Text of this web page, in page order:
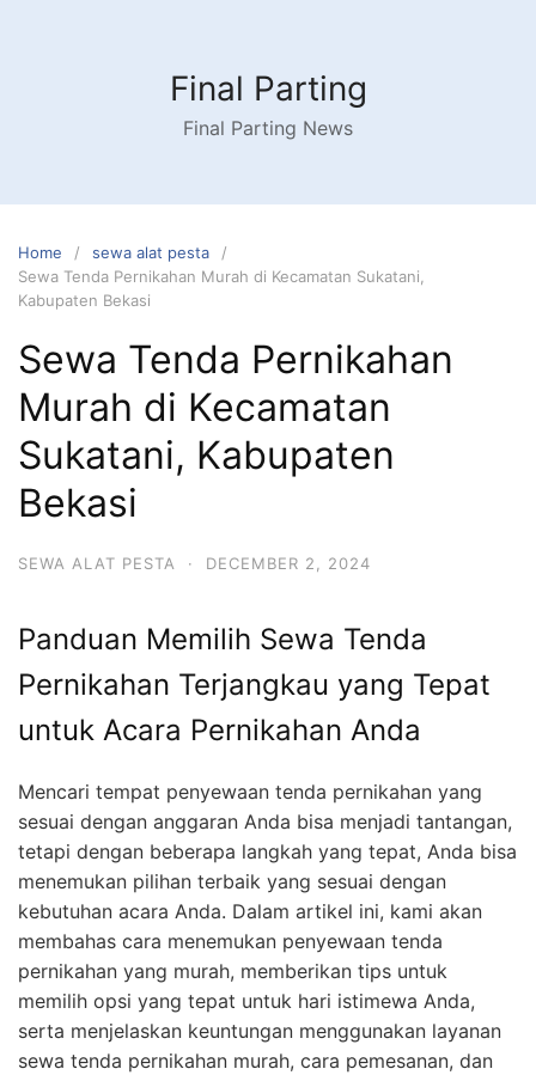
Final Parting
Final Parting News
Home
sewa alat pesta
Sewa Tenda Pernikahan Murah di Kecamatan Sukatani,
Kabupaten Bekasi
Sewa Tenda Pernikahan
Murah di Kecamatan
Sukatani, Kabupaten
Bekasi
SEWA ALAT PESTA · DECEMBER 2, 2024
Panduan Memilih Sewa Tenda
Pernikahan Terjangkau yang Tepat
untuk Acara Pernikahan Anda
Mencari tempat penyewaan tenda pernikahan yang
sesuai dengan anggaran Anda bisa menjadi tantangan,
tetapi dengan beberapa langkah yang tepat, Anda bisa
menemukan pilihan terbaik yang sesuai dengan
kebutuhan acara Anda. Dalam artikel ini, kami akan
membahas cara menemukan penyewaan tenda
pernikahan yang murah, memberikan tips untuk
memilih opsi yang tepat untuk hari istimewa Anda,
serta menjelaskan keuntungan menggunakan layanan
sewa tenda pernikahan murah, cara pemesanan, dan